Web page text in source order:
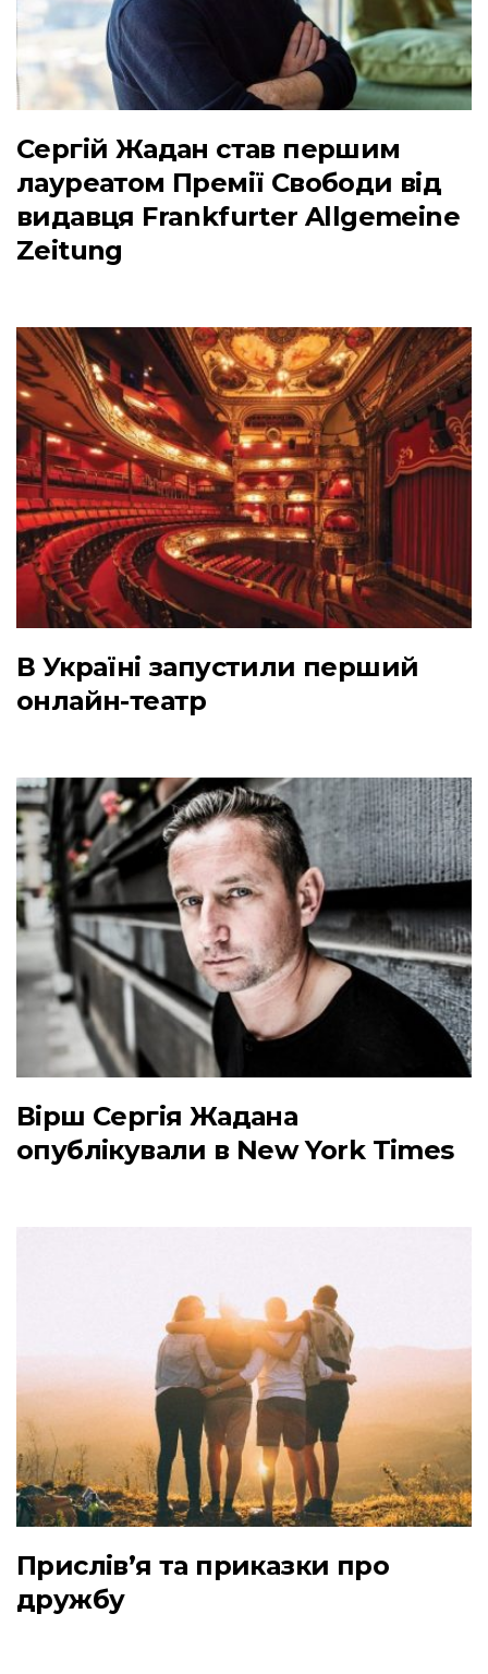
Сергій Жадан став першим
лауреатом Премії Свободи від
видавця Frankfurter Allgemeine
Zeitung
В Україні запустили перший
онлайн-театр
Вірш Сергія Жадана
опублікували в New York Times
Прислів’я та приказки про
дружбу